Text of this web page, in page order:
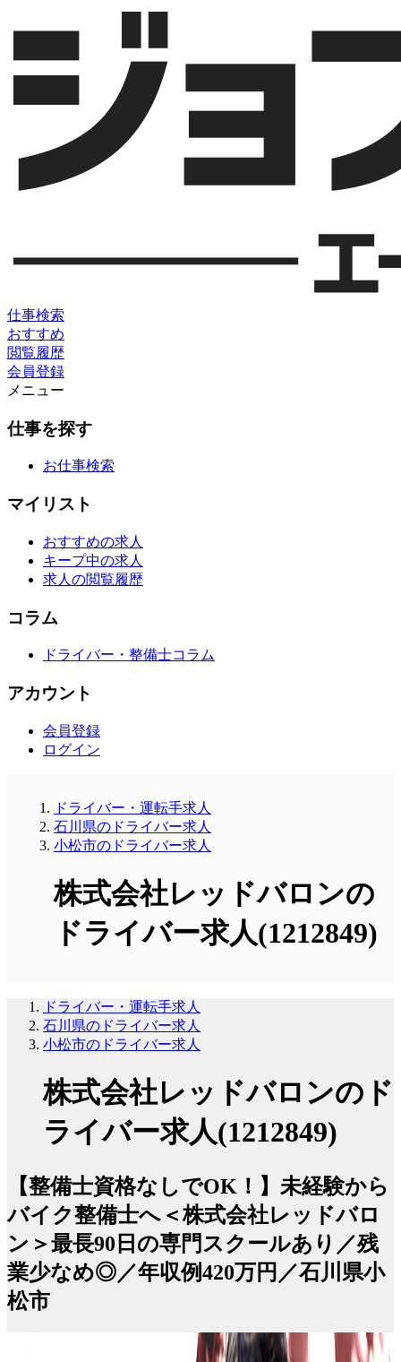
仕事検索
おすすめ
閲覧履歴
会員登録
メニュー
仕事を探す
お仕事検索
マイリスト
おすすめの求人
キープ中の求人
求人の閲覧履歴
コラム
ドライバー・整備士コラム
アカウント
会員登録
ログイン
ドライバー・運転手求人
石川県のドライバー求人
小松市のドライバー求人
株式会社レッドバロンの
ドライバー求人(1212849)
ドライバー・運転手求人
石川県のドライバー求人
小松市のドライバー求人
株式会社レッドバロンのド
ライバー求人(1212849)
【整備士資格なしでOK！】未経験から
バイク整備士へ＜株式会社レッドバロ
ン＞最長90日の専門スクールあり／残
業少なめ◎／年収例420万円／石川県小
松市